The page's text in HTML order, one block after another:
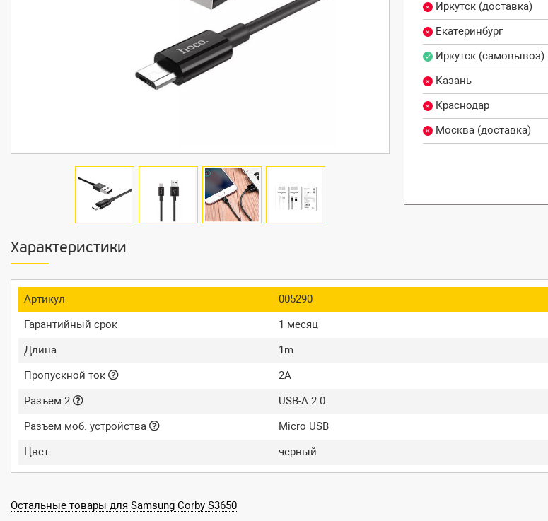
Иркутск (доставка)
Екатеринбург
Иркутск (самовывоз)
Казань
Краснодар
Москва (доставка)
Характеристики
Артикул
005290
Гарантийный срок
1 месяц
Длина
1m
Пропускной ток
2A
Разъем 2
USB-A 2.0
Разъем моб. устройства
Micro USB
Цвет
черный
Остальные товары для Samsung Corby S3650